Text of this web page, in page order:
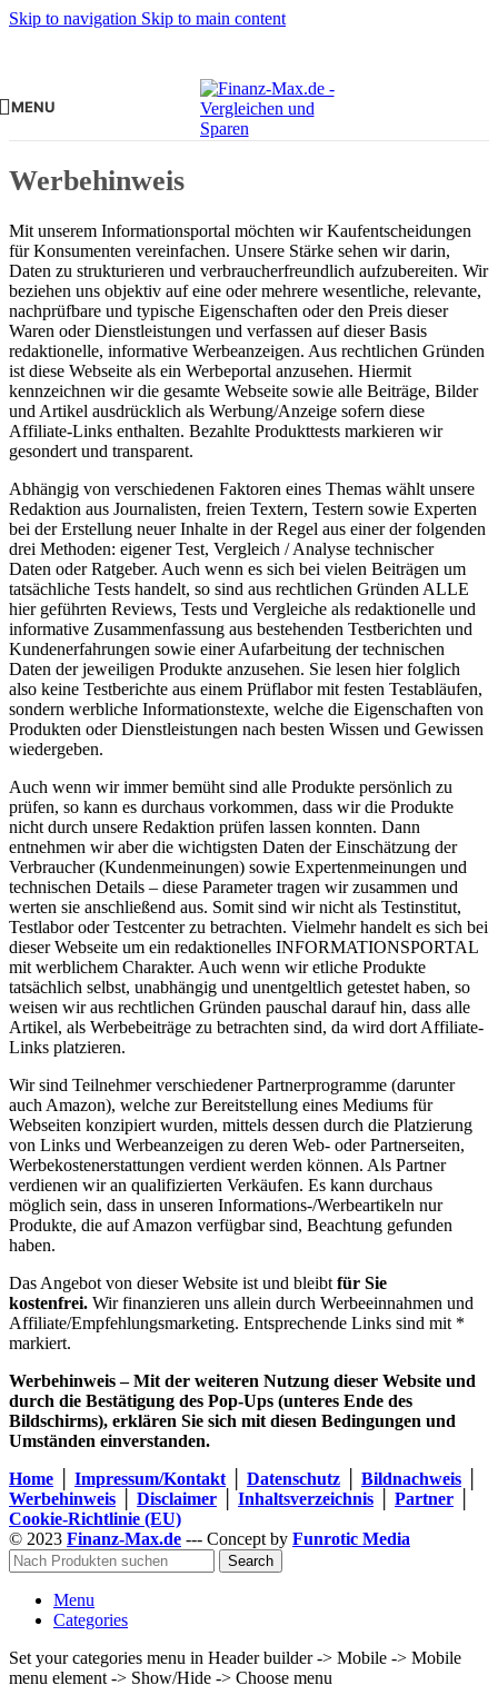
Skip to navigation Skip to main content
MENU
Werbehinweis
Mit unserem Informationsportal möchten wir Kaufentscheidungen
für Konsumenten vereinfachen. Unsere Stärke sehen wir darin,
Daten zu strukturieren und verbraucherfreundlich aufzubereiten. Wir
beziehen uns objektiv auf eine oder mehrere wesentliche, relevante,
nachprüfbare und typische Eigenschaften oder den Preis dieser
Waren oder Dienstleistungen und verfassen auf dieser Basis
redaktionelle, informative Werbeanzeigen. Aus rechtlichen Gründen
ist diese Webseite als ein Werbeportal anzusehen. Hiermit
kennzeichnen wir die gesamte Webseite sowie alle Beiträge, Bilder
und Artikel ausdrücklich als Werbung/Anzeige sofern diese
Affiliate-Links enthalten. Bezahlte Produkttests markieren wir
gesondert und transparent.
Abhängig von verschiedenen Faktoren eines Themas wählt unsere
Redaktion aus Journalisten, freien Textern, Testern sowie Experten
bei der Erstellung neuer Inhalte in der Regel aus einer der folgenden
drei Methoden: eigener Test, Vergleich / Analyse technischer
Daten oder Ratgeber. Auch wenn es sich bei vielen Beiträgen um
tatsächliche Tests handelt, so sind aus rechtlichen Gründen ALLE
hier geführten Reviews, Tests und Vergleiche als redaktionelle und
informative Zusammenfassung aus bestehenden Testberichten und
Kundenerfahrungen sowie einer Aufarbeitung der technischen
Daten der jeweiligen Produkte anzusehen. Sie lesen hier folglich
also keine Testberichte aus einem Prüflabor mit festen Testabläufen,
sondern werbliche Informationstexte, welche die Eigenschaften von
Produkten oder Dienstleistungen nach besten Wissen und Gewissen
wiedergeben.
Auch wenn wir immer bemüht sind alle Produkte persönlich zu
prüfen, so kann es durchaus vorkommen, dass wir die Produkte
nicht durch unsere Redaktion prüfen lassen konnten. Dann
entnehmen wir aber die wichtigsten Daten der Einschätzung der
Verbraucher (Kundenmeinungen) sowie Expertenmeinungen und
technischen Details – diese Parameter tragen wir zusammen und
werten sie anschließend aus. Somit sind wir nicht als Testinstitut,
Testlabor oder Testcenter zu betrachten. Vielmehr handelt es sich bei
dieser Webseite um ein redaktionelles INFORMATIONSPORTAL
mit werblichem Charakter. Auch wenn wir etliche Produkte
tatsächlich selbst, unabhängig und unentgeltlich getestet haben, so
weisen wir aus rechtlichen Gründen pauschal darauf hin, dass alle
Artikel, als Werbebeiträge zu betrachten sind, da wird dort Affiliate-
Links platzieren.
Wir sind Teilnehmer verschiedener Partnerprogramme (darunter
auch Amazon), welche zur Bereitstellung eines Mediums für
Webseiten konzipiert wurden, mittels dessen durch die Platzierung
von Links und Werbeanzeigen zu deren Web- oder Partnerseiten,
Werbekostenerstattungen verdient werden können. Als Partner
verdienen wir an qualifizierten Verkäufen. Es kann durchaus
möglich sein, dass in unseren Informations-/Werbeartikeln nur
Produkte, die auf Amazon verfügbar sind, Beachtung gefunden
haben.
Das Angebot von dieser Website ist und bleibtfür Sie
kostenfrei. Wir finanzieren uns allein durch Werbeeinnahmen und
Affiliate/Empfehlungsmarketing. Entsprechende Links sind mit *
markiert.
Werbehinweis – Mit der weiteren Nutzung dieser Website und
durch die Bestätigung des Pop-Ups (unteres Ende des
Bildschirms), erklären Sie sich mit diesen Bedingungen und
Umständen einverstanden.
Home
Impressum/Kontakt│ Datenschutz Bildnachweis
Werbehinweis
Disclaimer Inhaltsverzeichnis Partner
Cookie-Richtlinie (EU)
© 2023 Finanz-Max.de --- Concept by Funrotic Media
Search
Menu
Categories
Set your categories menu in Header builder -> Mobile -> Mobile
menu element -> Show/Hide -> Choose menu